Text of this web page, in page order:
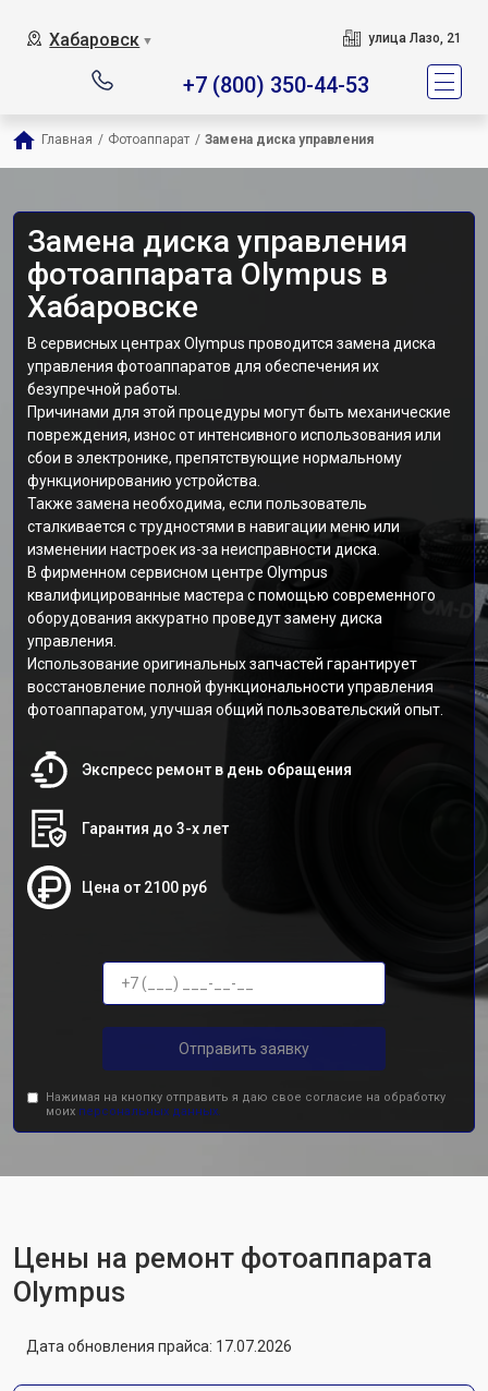
Хабаровск ▼ улица Лазо, 21
+7 (800) 350-44-53
Главная / Фотоаппарат / Замена диска управления
Замена диска управления
фотоаппарата Olympus в
Хабаровске
В сервисных центрах Olympus проводится замена диска
управления фотоаппаратов для обеспечения их
безупречной работы.
Причинами для этой процедуры могут быть механические
повреждения, износ от интенсивного использования или
сбои в электронике, препятствующие нормальному
функционированию устройства.
Также замена необходима, если пользователь
сталкивается с трудностями в навигации меню или
изменении настроек из-за неисправности диска.
В фирменном сервисном центре Olympus
квалифицированные мастера с помощью современного
оборудования аккуратно проведут замену диска
управления.
Использование оригинальных запчастей гарантирует
восстановление полной функциональности управления
фотоаппаратом, улучшая общий пользовательский опыт.
Экспресс ремонт в день обращения
Гарантия до 3-х лет
Цена от 2100 руб
Отправить заявку
Нажимая на кнопку отправить я даю свое согласие на обработку
моих персональных данных.
Цены на ремонт фотоаппарата
Olympus
Дата обновления прайса: 17.07.2026